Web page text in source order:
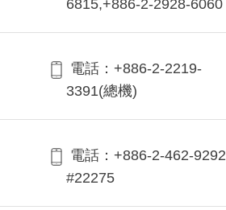
6815,+886-2-2928-6060
電話：+886-2-2219-
3391(總機)
電話：+886-2-462-9292
#22275